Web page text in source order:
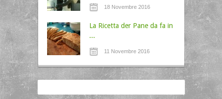
18 Novembre 2016
La Ricetta der Pane da fa in
...
11 Novembre 2016